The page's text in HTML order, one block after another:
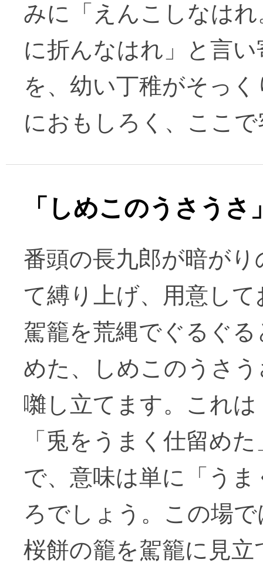
みに「えんこしなは
に折んなはれ」と言
を、幼い丁稚がそっ
におもしろく、ここ
「しめこのうさうさ
番頭の長九郎が暗が
て縛り上げ、用意し
駕籠を荒縄でぐるぐ
めた、しめこのうさ
囃し立てます。これ
「兎をうまく仕留め
で、意味は単に「う
ろでしょう。この場
桜餅の籠を駕籠に見